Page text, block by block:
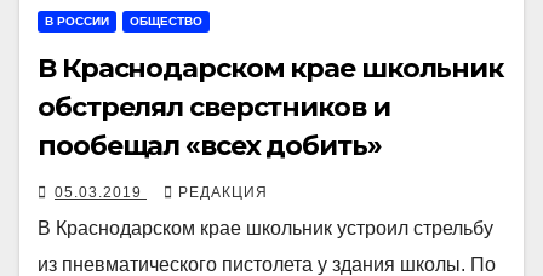
В РОССИИ ОБЩЕСТВО
В Краснодарском крае школьник
обстрелял сверстников и
пообещал «всех добить»
05.03.2019 РЕДАКЦИЯ
В Краснодарском крае школьник устроил стрельбу
из пневматического пистолета у здания школы. По